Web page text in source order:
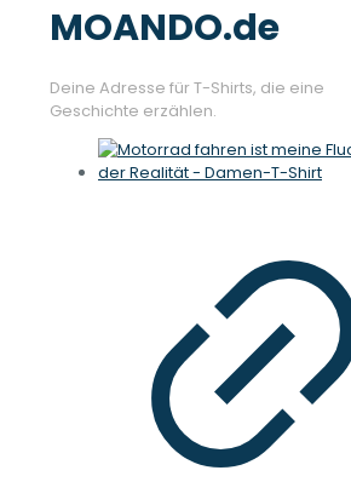
MOANDO.de
Deine Adresse für T-Shirts, die eine
Geschichte erzählen.